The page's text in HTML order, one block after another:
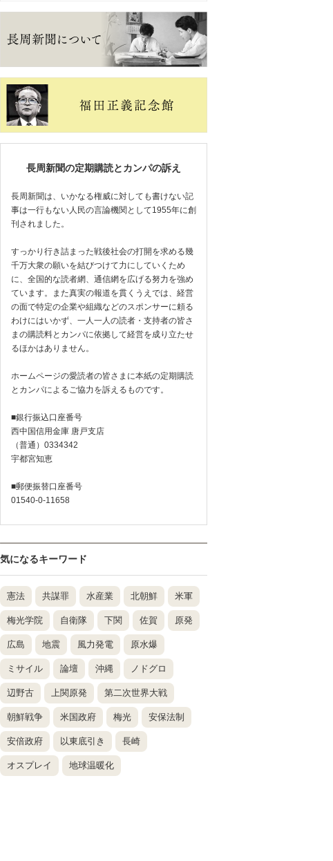
長周新聞の定期購読とカンパの訴え
長周新聞は、いかなる権威に対しても書けない記
事は一行もない人民の言論機関として1955年に創
刊されました。
すっかり行き詰まった戦後社会の打開を求める幾
千万大衆の願いを結びつけて力にしていくため
に、全国的な読者網、通信網を広げる努力を強め
ています。また真実の報道を貫くうえでは、経営
の面で特定の企業や組織などのスポンサーに頼る
わけにはいかず、一人一人の読者・支持者の皆さ
まの購読料とカンパに依拠して経営を成り立たせ
るほかはありません。
ホームページの愛読者の皆さまに本紙の定期購読
とカンパによるご協力を訴えるものです。
■銀行振込口座番号
西中国信用金庫 唐戸支店
（普通）0334342
宇都宮知恵
■郵便振替口座番号
01540-0-11658
気になるキーワード
憲法 共謀罪 水産業 北朝鮮 米軍
梅光学院 自衛隊 下関 佐賀 原発
広島 地震 風力発電 原水爆
ミサイル 論壇 沖縄 ノドグロ
辺野古 上関原発 第二次世界大戦
朝鮮戦争 米国政府 梅光 安保法制
安倍政府 以東底引き 長崎
オスプレイ 地球温暖化